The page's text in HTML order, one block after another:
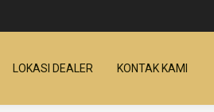
LOKASI DEALER KONTAK KAMI